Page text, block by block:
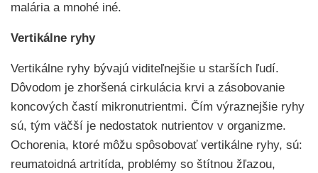
malária a mnohé iné.
Vertikálne ryhy
Vertikálne ryhy bývajú viditeľnejšie u starších ľudí.
Dôvodom je zhoršená cirkulácia krvi a zásobovanie
koncových častí mikronutrientmi. Čím výraznejšie ryhy
sú, tým väčší je nedostatok nutrientov v organizme.
Ochorenia, ktoré môžu spôsobovať vertikálne ryhy, sú:
reumatoidná artritída, problémy so štítnou žľazou,